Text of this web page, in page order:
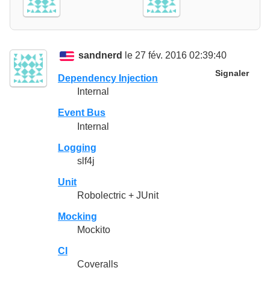
sandnerd le 27 fév. 2016 02:39:40
Signaler
Dependency Injection
Internal
Event Bus
Internal
Logging
slf4j
Unit
Robolectric + JUnit
Mocking
Mockito
CI
Coveralls